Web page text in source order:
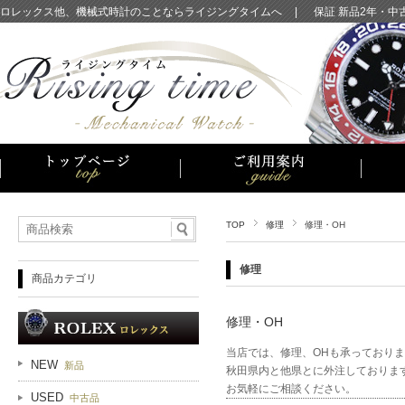
ロレックス他、機械式時計のことならライジングタイムへ 保証 新品2年・中
TOP 修理 修理・OH
修理
修理・OH
当店では、修理、OHも承っており
秋田県内と他県とに外注しておりま
お気軽にご相談ください。
商品カテゴリ
NEW 新品
USED 中古品